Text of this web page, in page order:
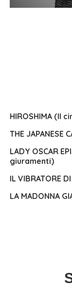
HIROSHIMA (Il
THE JAPANESE
LADY OSCAR
giuramenti)
IL VIBRATORE
LA MADONNA